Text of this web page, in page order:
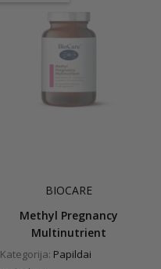
BIOCARE
Methyl Pregnancy
Multinutrient
Kategorija: Papildai